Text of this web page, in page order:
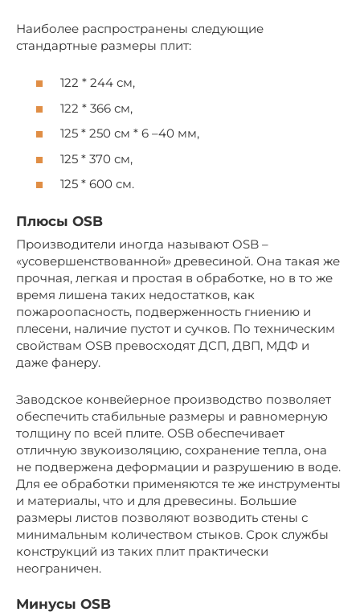
Наиболее распространены следующие
стандартные размеры плит:
122 * 244 см,
122 * 366 см,
125 * 250 см * 6 –40 мм,
125 * 370 см,
125 * 600 см.
Плюсы OSB
Производители иногда называют OSB –
«усовершенствованной» древесиной. Она такая же
прочная, легкая и простая в обработке, но в то же
время лишена таких недостатков, как
пожароопасность, подверженность гниению и
плесени, наличие пустот и сучков. По техническим
свойствам OSB превосходят ДСП, ДВП, МДФ и
даже фанеру.
Заводское конвейерное производство позволяет
обеспечить стабильные размеры и равномерную
толщину по всей плите. OSB обеспечивает
отличную звукоизоляцию, сохранение тепла, она
не подвержена деформации и разрушению в воде.
Для ее обработки применяются те же инструменты
и материалы, что и для древесины. Большие
размеры листов позволяют возводить стены с
минимальным количеством стыков. Срок службы
конструкций из таких плит практически
неограничен.
Минусы OSB